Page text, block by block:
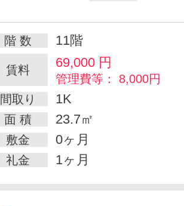
階 数 11階
賃料 69,000 円
管理費等： 8,000円
間取り
1K
面 積 23.7㎡
敷金 0ヶ月
礼金 1ヶ月